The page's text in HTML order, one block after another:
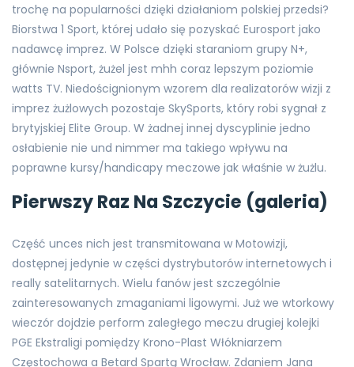
trochę na popularności dzięki działaniom polskiej przedsi?
Biorstwa 1 Sport, której udało się pozyskać Eurosport jako
nadawcę imprez. W Polsce dzięki staraniom grupy N+,
głównie Nsport, żużel jest mhh coraz lepszym poziomie
watts TV. Niedoścignionym wzorem dla realizatorów wizji z
imprez żużlowych pozostaje SkySports, który robi sygnał z
brytyjskiej Elite Group. W żadnej innej dyscyplinie jedno
osłabienie nie und nimmer ma takiego wpływu na
poprawne kursy/handicapy meczowe jak właśnie w żużlu.
Pierwszy Raz Na Szczycie (galeria)
Część unces nich jest transmitowana w Motowizji,
dostępnej jedynie w części dystrybutorów internetowych i
really satelitarnych. Wielu fanów jest szczególnie
zainteresowanych zmaganiami ligowymi. Już we wtorkowy
wieczór dojdzie perform zaległego meczu drugiej kolejki
PGE Ekstraligi pomiędzy Krono-Plast Włókniarzem
Częstochowa a Betard Spartą Wrocław. Zdaniem Jana